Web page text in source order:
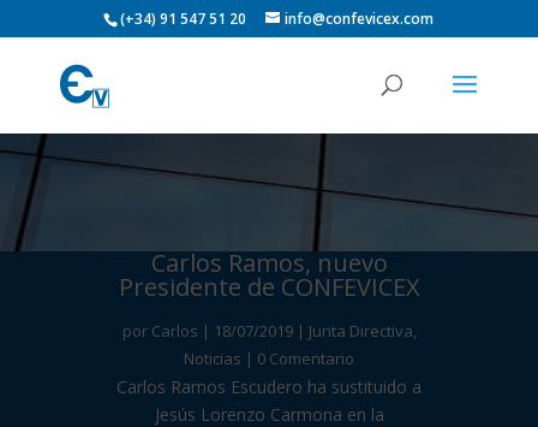
(+34) 91 547 51 20 info@confevicex.com
Carlos Ramos, nuevo
Presidente de CONFEVICEX
por Carlos | 18/07/2019| Junta Directiva,
Noticias | 0 Comentario
Carlos Ramos Escudero ha sustituido a
Jesús Lorenzo Carmona en la